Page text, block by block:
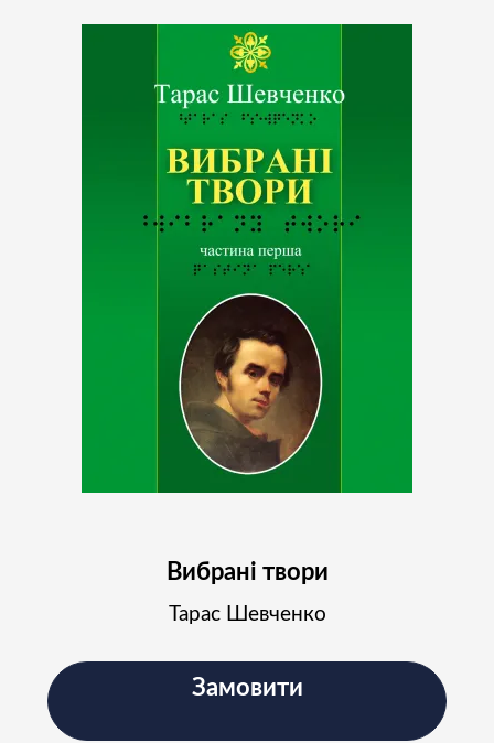
Вибрані твори
Тарас Шевченко
Замовити